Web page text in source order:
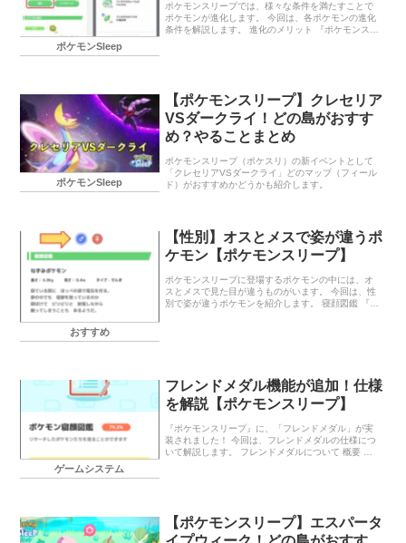
ポケモンSleep
ポケモンスリープでは、様々な条件を満たすことで
ポケモンが進化します。 今回は、各ポケモンの進化
条件を解説します。 進化のメリット 『ポケモンスリ
ポケモンSleep
【ポケモンスリープ】クレセリア
VSダークライ！どの島がおすす
め？やることまとめ
ポケモンスリープ（ポケスリ）の新イベントとして
「クレセリアVSダークライ」どのマップ（フィール
ド）がおすすめかどうかも紹介します。
おすすめ
【性別】オスとメスで姿が違うポ
ケモン【ポケモンスリープ】
ポケモンスリープに登場するポケモンの中には、オ
スとメスで見た目が違うものがいます。 今回は、性
別で姿が違うポケモンを紹介します。 寝顔図鑑 『ポ
ゲームシステム
フレンドメダル機能が追加！仕様
を解説【ポケモンスリープ】
『ポケモンスリープ』に、「フレンドメダル」が実
装されました！ 今回は、フレンドメダルの仕様につ
いて解説します。 フレンドメダルについて 概要 メ
【ポケモンスリープ】エスパータ